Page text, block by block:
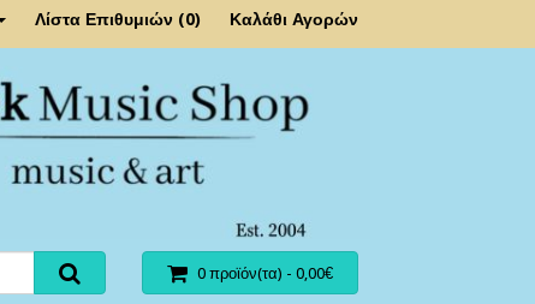
Λίστα Επιθυμιών (0) Καλάθι Αγορών
0 προϊόν(τα) - 0,00€